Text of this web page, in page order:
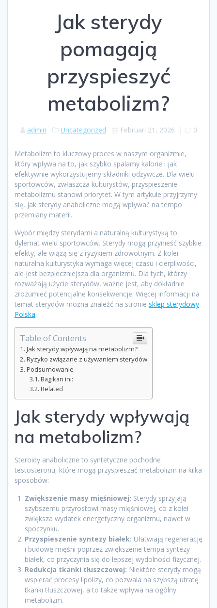
Jak sterydy
pomagają
przyspieszyć
metabolizm?
admin Uncategorized Februari 21, 2026 | 0
Metabolizm to kluczowy proces w naszym organizmie,
który wpływa na to, jak szybko spalamy kalorie i jak
efektywnie wykorzystujemy składniki odżywcze. Dla wielu
sportowców, zwłaszcza kulturystów, przyspieszenie
metabolizmu stanowi priorytet. W tym artykule przyjrzymy
się, jak sterydy anaboliczne mogą wpływać na tempo
przemiany materii.
Wybór między sterydami a naturalną kulturystyką to
dylemat wielu sportowców. Sterydy mogą przynieść szybkie
efekty, ale wiążą się z ryzykiem zdrowotnym. Z kolei
naturalna kulturystyka wymaga więcej czasu i cierpliwości,
ale jest bezpieczniejsza dla organizmu. Dla tych, którzy
rozważają użycie sterydów, ważne jest, aby dokładnie
zrozumieć potencjalne konsekwencje. Więcej informacji na
temat sterydów można znaleźć na stronie sklep sterydowy
Polska.
Table of Contents
Jak sterydy wpływają na metabolizm?
Ryzyko związane z używaniem sterydów
Podsumowanie
Bagikan ini:
Related
Jak sterydy wpływają
na metabolizm?
Steroidy anaboliczne to syntetyczne pochodne
testosteronu, które mogą przyspieszać metabolizm na kilka
sposobów:
Zwiększenie masy mięśniowej: Sterydy sprzyjają
szybszemu przyrostowi masy mięśniowej, co z kolei
zwiększa wydatek energetyczny organizmu, nawet w
spoczynku.
Przyspieszenie syntezy białek: Ułatwiają regenerację
i budowę mięśni poprzez zwiększenie tempa syntezy
białek, co przyczynia się do lepszej wydolności fizycznej.
Redukcja tkanki tłuszczowej: Niektóre sterydy mogą
wspierać procesy lipolizy, co pozwala na szybszą utratę
tkanki tłuszczowej, a to także wpływa na ogólny
metabolizm.